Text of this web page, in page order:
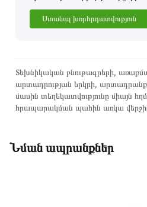
Ստանալ խորհրդատվություն
Տեխնիկական բնութագրերի,
արտադրության երկրի,
մասին տեղեկատվությունը միայն
հրապարակման պահին առկա
Նման ապրանքներ